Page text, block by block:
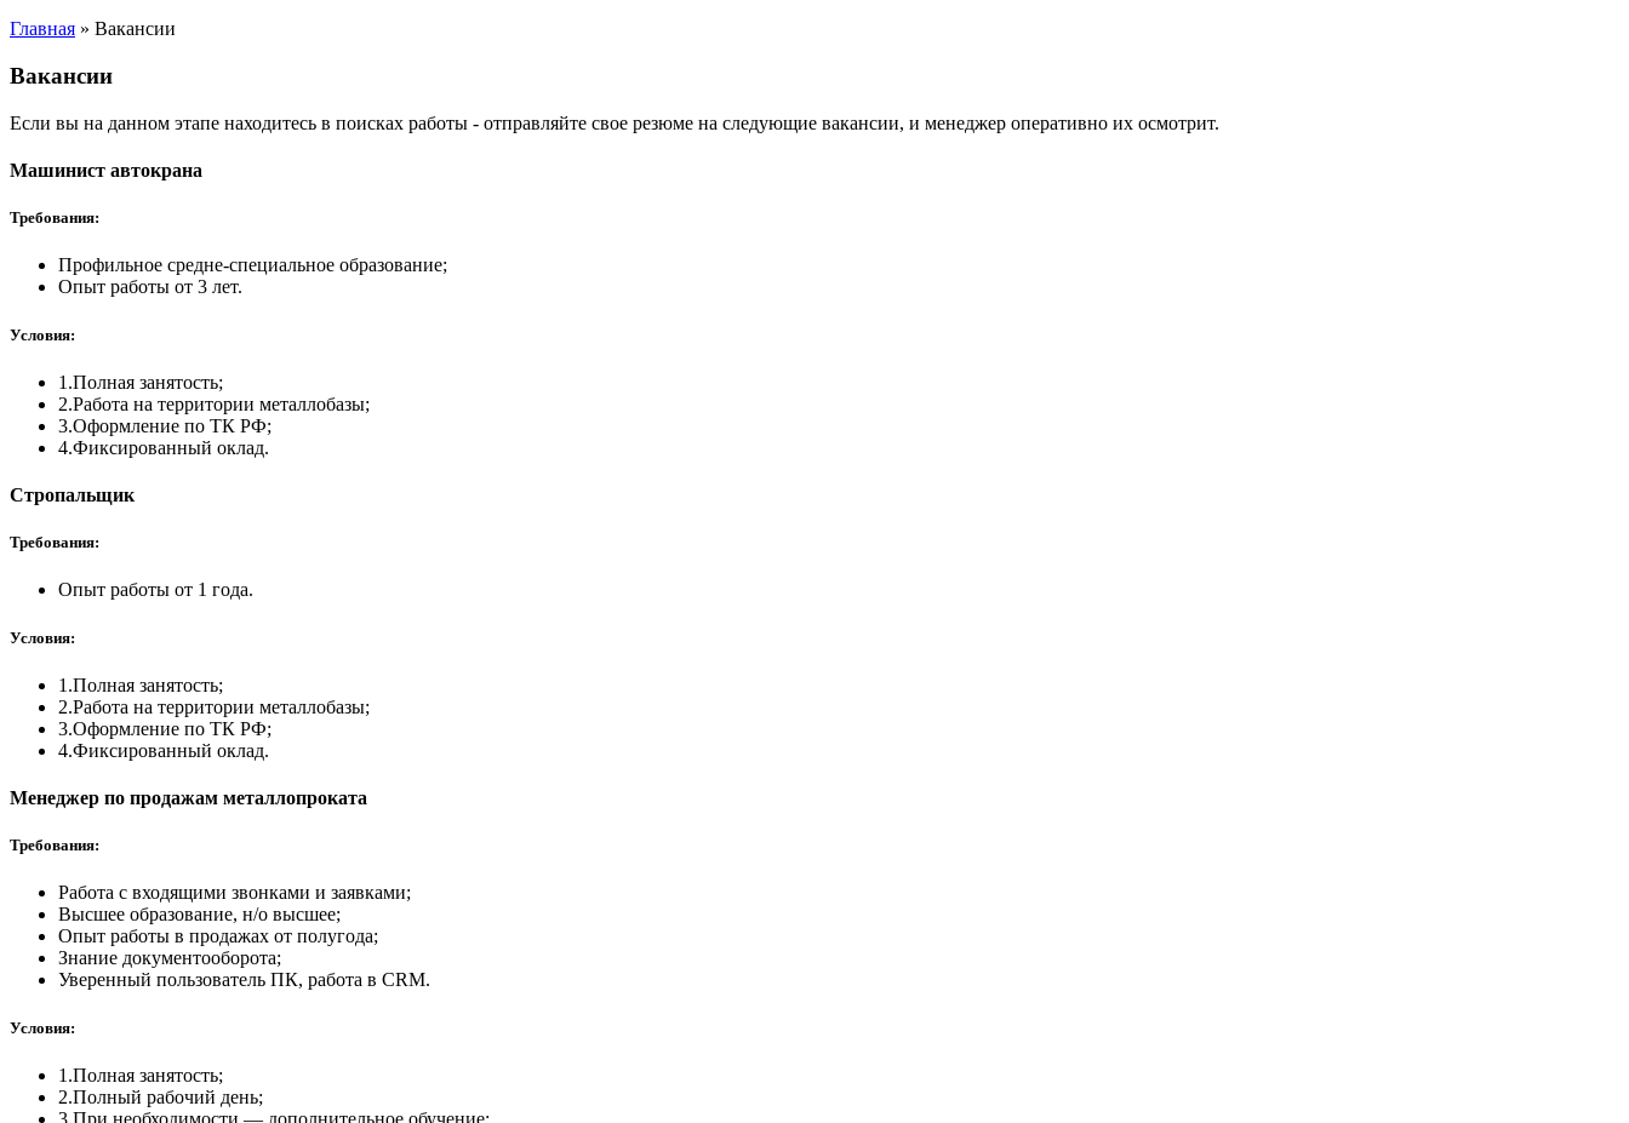
Главная » Вакансии
Вакансии
Если вы на данном этапе находитесь в поисках работы - отправляйте свое резюме на следующие вакансии, и менеджер оперативно их осмотрит.
Машинист автокрана
Требования:
Профильное средне-специальное образование;
Опыт работы от 3 лет.
Условия:
1.Полная занятость;
2.Работа на территории металлобазы;
3.Оформление по ТК РФ;
4.Фиксированный оклад.
Стропальщик
Требования:
Опыт работы от 1 года.
Условия:
1.Полная занятость;
2.Работа на территории металлобазы;
3.Оформление по ТК РФ;
4.Фиксированный оклад.
Менеджер по продажам металлопроката
Требования:
Работа с входящими звонками и заявками;
Высшее образование, н/о высшее;
Опыт работы в продажах от полугода;
Знание документооборота;
Уверенный пользователь ПК, работа в CRM.
Условия:
1.Полная занятость;
2.Полный рабочий день;
3.При необходимости — дополнительное обучение;